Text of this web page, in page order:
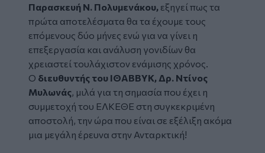
Παρασκευή Ν. Πολυμενάκου, εξηγεί πως τα
πρώτα αποτελέσματα θα τα έχουμε τους
επόμενους δύο μήνες ενώ για να γίνει η
επεξεργασία και ανάλυση γονιδίων θα
χρειαστεί τουλάχιστον ενάμισης χρόνος.
Ο διευθυντής του ΙΘΑΒΒΥΚ, Δρ. Ντίνος
Μυλωνάς, μιλά για τη σημασία που έχει η
συμμετοχή του ΕΛΚΕΘΕ στη συγκεκριμένη
αποστολή, την ώρα που είναι σε εξέλιξη ακόμα
μια μεγάλη έρευνα στην Ανταρκτική!